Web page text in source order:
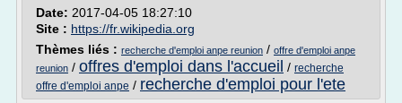
Date: 2017-04-05 18:27:10
Site : https://fr.wikipedia.org
Thèmes liés : recherche d'emploi anpe reunion / offre d'emploi anpe
reunion / offres d'emploi dans l'accueil / recherche
offre d'emploi anpe / recherche d'emploi pour l'ete